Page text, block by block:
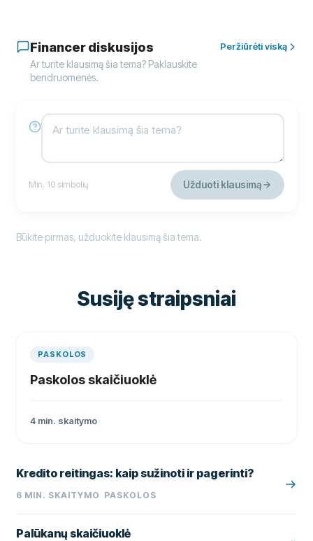
Financer diskusijos
Ar turite klausimą šia tema? Paklauskite
bendruomenės.
Peržiūrėti viską
Min. 10 simbolių Užduoti klausimą
Būkite pirmas, užduokite klausimą šia tema.
Susiję straipsniai
PASKOLOS
Paskolos skaičiuoklė
4 min. skaitymo
Kredito reitingas: kaip sužinoti ir pagerinti?
6 MIN. SKAITYMO PASKOLOS
Palūkanų skaičiuoklė